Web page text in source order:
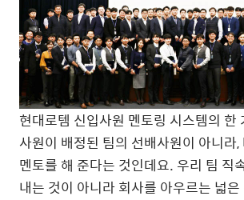
현대로템 신입사원 멘토링 시스템의 한
사원이 배정된 팀의 선배사원이 아니라
멘토를 해 준다는 것인데요. 우리 팀 직
내는 것이 아니라 회사를 아우르는 넓